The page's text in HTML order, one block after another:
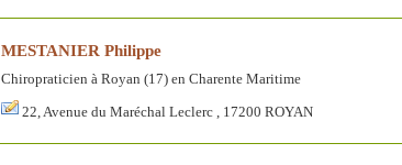
MESTANIER Philippe
Chiropraticien à Royan (17) en Charente Maritime
22, Avenue du Maréchal Leclerc , 17200 ROYAN